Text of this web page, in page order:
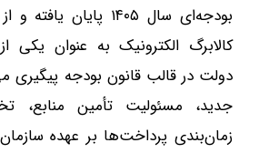
بودجه‌ای سال ۱۴۰۵
کالابرگ الکترونیک به عنوان
دولت در قالب قانون بودجه پیگیری
جدید، مسئولیت تأمین منابع،
زمان‌بندی پرداخت‌ها بر عهده